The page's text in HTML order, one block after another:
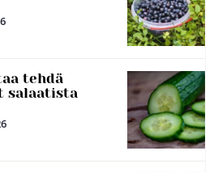
tehdä
salaatista